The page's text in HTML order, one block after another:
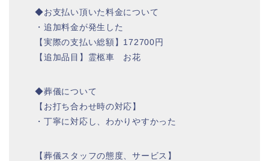
◆お支払い頂いた料金について
・追加料金が発生した
【実際の支払い総額】172700円
【追加品目】霊柩車 お花
◆葬儀について
【お打ち合わせ時の対応】
・丁寧に対応し、わかりやすかった
【葬儀スタッフの態度、サービス】